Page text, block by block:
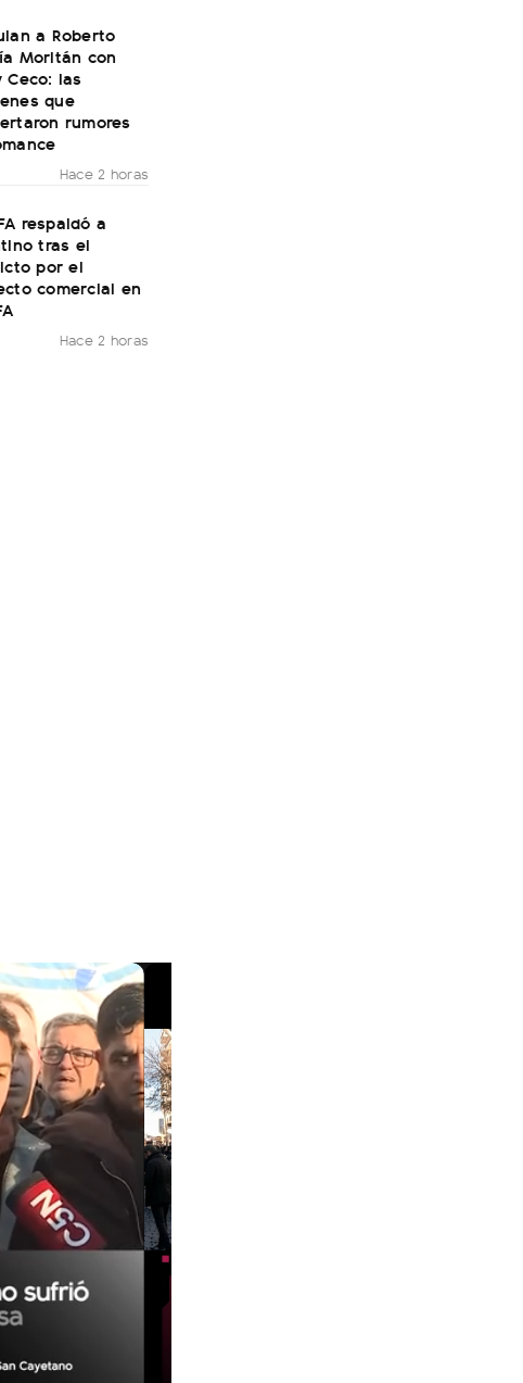
a Roberto
Moritán con
Ceco: las
que
rumores
Hace 2 horas
respaldó a
tras el
por el
comercial en
Hace 2 horas